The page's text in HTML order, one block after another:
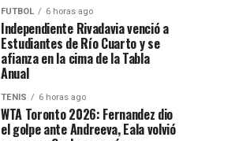
FUTBOL 6 horas ago
Independiente Rivadavia venció a
Estudiantes de Río Cuarto y se
afianza en la cima de la Tabla
Anual
TENIS 6 horas ago
WTA Toronto 2026: Fernandez dio
el golpe ante Andreeva, Eala volvió